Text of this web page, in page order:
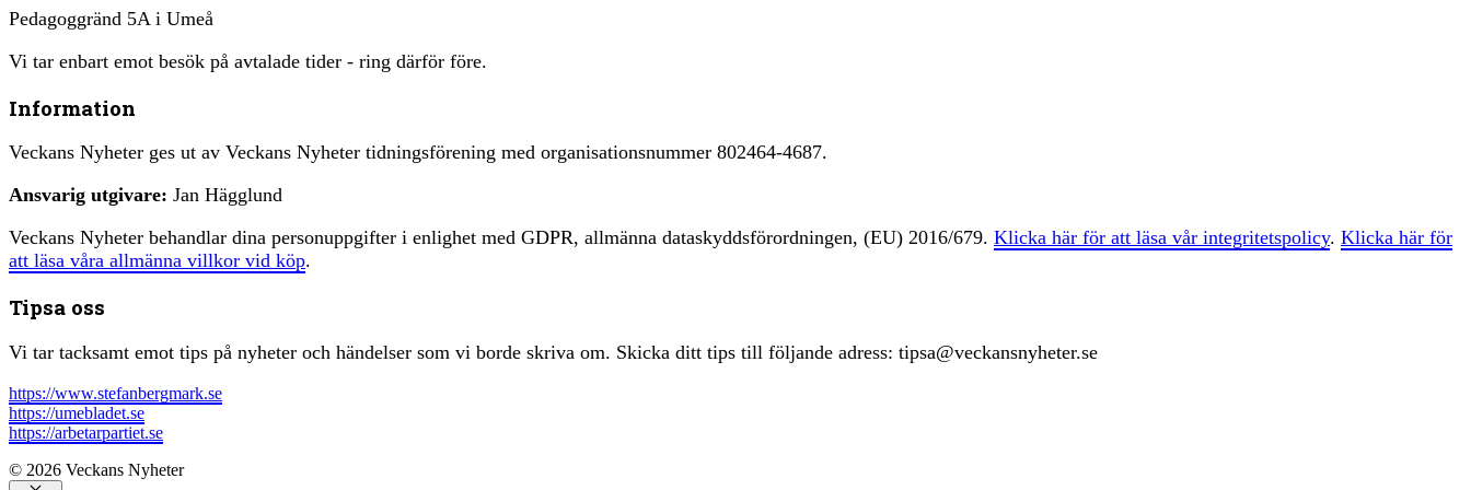
Pedagoggränd 5A i Umeå
Vi tar enbart emot besök på avtalade tider - ring därför före.
Information
Veckans Nyheter ges ut av Veckans Nyheter tidningsförening med organisationsnummer 802464-4687.
Ansvarig utgivare: Jan Hägglund
Veckans Nyheter behandlar dina personuppgifter i enlighet med GDPR, allmänna dataskyddsförordningen, (EU) 2016/679. Klicka här för att läsa vår integritetspolicy. Klicka här för
att läsa våra allmänna villkor vid köp.
Tipsa oss
Vi tar tacksamt emot tips på nyheter och händelser som vi borde skriva om. Skicka ditt tips till följande adress: tipsa@veckansnyheter.se
https://www.stefanbergmark.se
https://umebladet.se
https://arbetarpartiet.se
© 2026 Veckans Nyheter